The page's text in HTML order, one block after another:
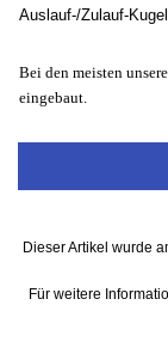
Auslauf-/Zulauf-
Bei den meisten
eingebaut.
Dieser Artikel wurde
Für weitere